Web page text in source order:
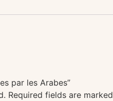
par les Arabes”
Required fields are marked